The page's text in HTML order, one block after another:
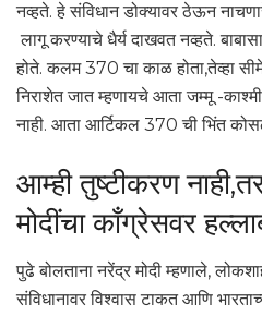
नव्हते. हे संविधान डोक्यावर ठेऊन
लागू करण्याचे धैर्य दाखवत नव्हते.
होते. कलम 370 चा काळ होता,तेव्हा
निराशेत जात म्हणायचे आता जम्मू -
नाही. आता आर्टिकल 370 ची भिंत
आम्ही तुष्टीकरण
मोदींचा काँग्रेसवर
पुढे बोलताना नरेंद्र मोदी म्हणाले,
संविधानावर विश्वास टाकत आणि